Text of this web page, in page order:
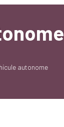
autonome